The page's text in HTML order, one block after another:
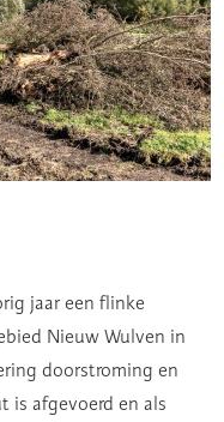
jaar een flinke
Nieuw Wulven in
doorstroming en
afgevoerd en als